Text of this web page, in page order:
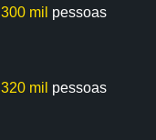
300 mil pessoas
320 mil pessoas